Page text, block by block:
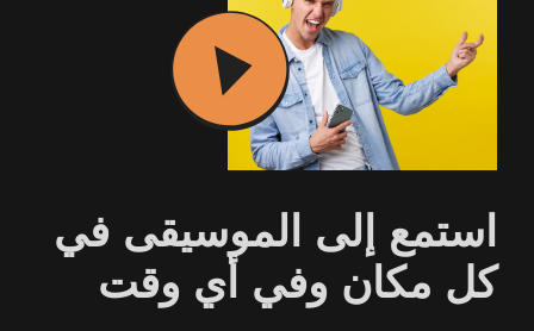
استمع إلى الموسيقى في
كل مكان وفي أي وقت